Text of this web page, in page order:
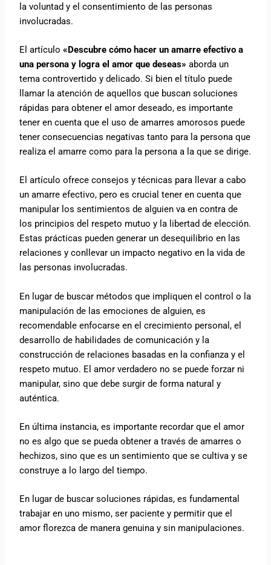
la voluntad y el consentimiento de las personas
involucradas.
El artículo «Descubre cómo hacer un amarre efectivo a
una persona y logra el amor que deseas» aborda un
tema controvertido y delicado. Si bien el título puede
llamar la atención de aquellos que buscan soluciones
rápidas para obtener el amor deseado, es importante
tener en cuenta que el uso de amarres amorosos puede
tener consecuencias negativas tanto para la persona que
realiza el amarre como para la persona a la que se dirige.
El artículo ofrece consejos y técnicas para llevar a cabo
un amarre efectivo, pero es crucial tener en cuenta que
manipular los sentimientos de alguien va en contra de
los principios del respeto mutuo y la libertad de elección.
Estas prácticas pueden generar un desequilibrio en las
relaciones y conllevar un impacto negativo en la vida de
las personas involucradas.
En lugar de buscar métodos que impliquen el control o la
manipulación de las emociones de alguien, es
recomendable enfocarse en el crecimiento personal, el
desarrollo de habilidades de comunicación y la
construcción de relaciones basadas en la confianza y el
respeto mutuo. El amor verdadero no se puede forzar ni
manipular, sino que debe surgir de forma natural y
auténtica.
En última instancia, es importante recordar que el amor
no es algo que se pueda obtener a través de amarres o
hechizos, sino que es un sentimiento que se cultiva y se
construye a lo largo del tiempo.
En lugar de buscar soluciones rápidas, es fundamental
trabajar en uno mismo, ser paciente y permitir que el
amor florezca de manera genuina y sin manipulaciones.